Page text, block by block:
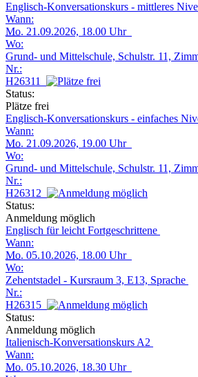
Englisch-Konversationskurs - mittleres
Wann:
Mo. 21.09.2026, 18.00 Uhr
Wo:
Grund- und Mittelschule, Schulstr. 11,
Nr.:
H26311
Status:
Plätze frei
Englisch-Konversationskurs - einfaches
Wann:
Mo. 21.09.2026, 19.00 Uhr
Wo:
Grund- und Mittelschule, Schulstr. 11,
Nr.:
H26312
Status:
Anmeldung möglich
Englisch für leicht Fortgeschrittene
Wann:
Mo. 05.10.2026, 18.00 Uhr
Wo:
Zehentstadel - Kursraum 3, E13, Sprache
Nr.:
H26315
Status:
Anmeldung möglich
Italienisch-Konversationskurs A2
Wann:
Mo. 05.10.2026, 18.30 Uhr